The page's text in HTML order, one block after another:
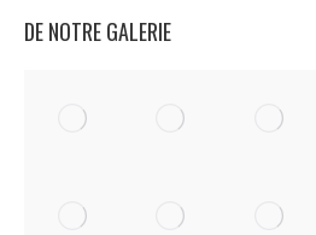
DE NOTRE GALERIE